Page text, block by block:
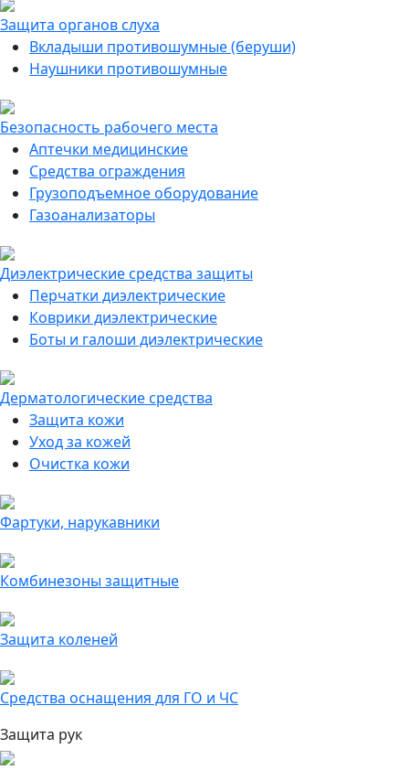
Защита органов слуха
Вкладыши противошумные (беруши)
Наушники противошумные
Безопасность рабочего места
Аптечки медицинские
Средства ограждения
Грузоподъемное оборудование
Газоанализаторы
Диэлектрические средства защиты
Перчатки диэлектрические
Коврики диэлектрические
Боты и галоши диэлектрические
Дерматологические средства
Защита кожи
Уход за кожей
Очистка кожи
Фартуки, нарукавники
Комбинезоны защитные
Защита коленей
Средства оснащения для ГО и ЧС
Защита рук